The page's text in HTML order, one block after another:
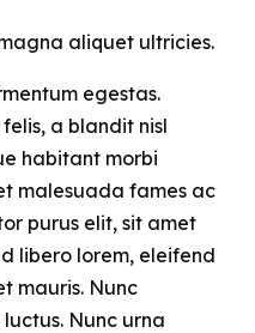
aliquet ultricies.
egestas.
a blandit nisl
habitant morbi
malesuada fames ac
purus elit, sit amet
libero lorem, eleifend
mauris. Nunc
Nunc urna